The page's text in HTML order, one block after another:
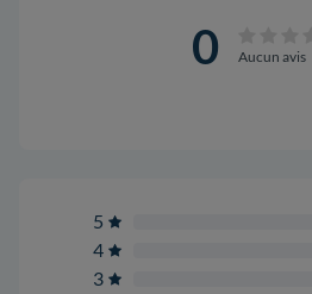
0 Aucun avis
5
4
3